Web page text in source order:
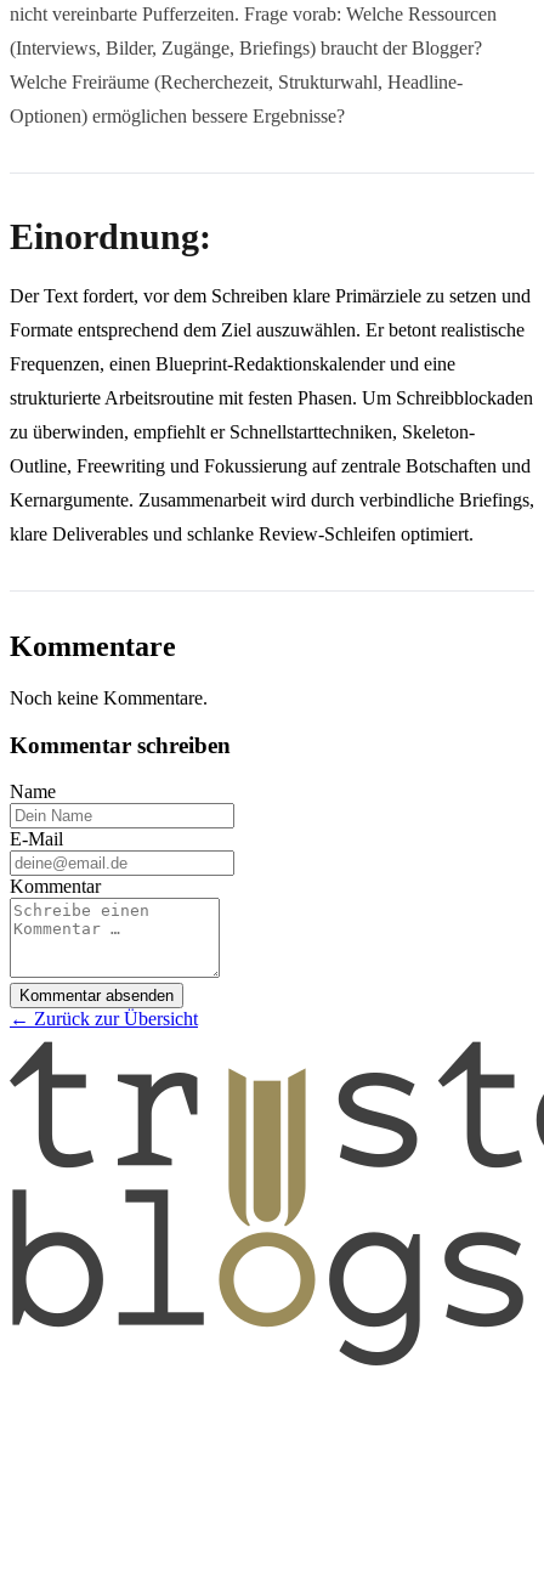
nicht vereinbarte Pufferzeiten. Frage vorab: Welche Ressourcen
(Interviews, Bilder, Zugänge, Briefings) braucht der Blogger?
Welche Freiräume (Recherchezeit, Strukturwahl, Headline-
Optionen) ermöglichen bessere Ergebnisse?
Einordnung:
Der Text fordert, vor dem Schreiben klare Primärziele zu setzen und
Formate entsprechend dem Ziel auszuwählen. Er betont realistische
Frequenzen, einen Blueprint-Redaktionskalender und eine
strukturierte Arbeitsroutine mit festen Phasen. Um Schreibblockaden
zu überwinden, empfiehlt er Schnellstarttechniken, Skeleton-
Outline, Freewriting und Fokussierung auf zentrale Botschaften und
Kernargumente. Zusammenarbeit wird durch verbindliche Briefings,
klare Deliverables und schlanke Review-Schleifen optimiert.
Kommentare
Noch keine Kommentare.
Kommentar schreiben
Name
E-Mail
Kommentar
Kommentar absenden
← Zurück zur Übersicht